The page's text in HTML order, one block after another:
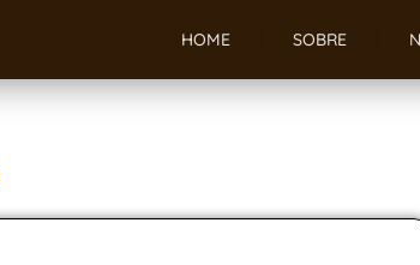
HOME SOBRE